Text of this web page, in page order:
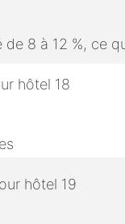
8 à 12 %, ce